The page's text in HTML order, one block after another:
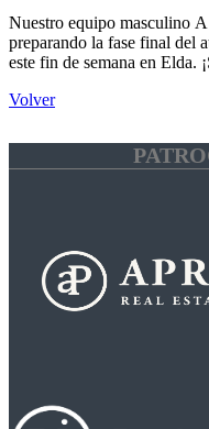
Nuestro equipo masculino A
preparando la fase final del
este fin de semana en Elda.
Volver